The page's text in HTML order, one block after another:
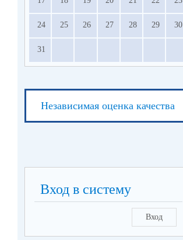
24 25 26 27 28 29 30
31
Независимая оценка качества
Вход в систему
Вход